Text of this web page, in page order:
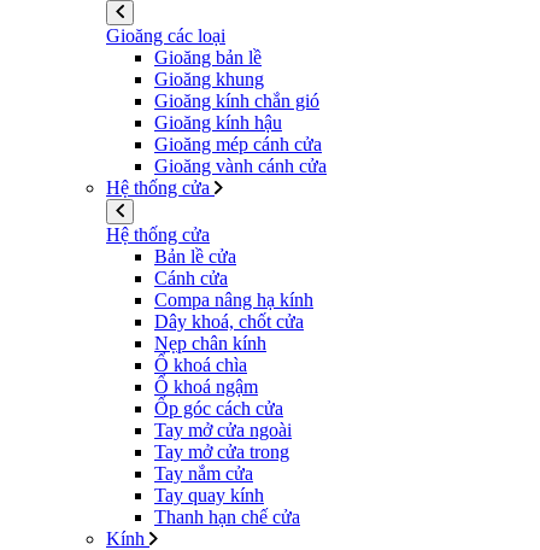
Gioăng các loại
Gioăng bản lề
Gioăng khung
Gioăng kính chắn gió
Gioăng kính hậu
Gioăng mép cánh cửa
Gioăng vành cánh cửa
Hệ thống cửa
Hệ thống cửa
Bản lề cửa
Cánh cửa
Compa nâng hạ kính
Dây khoá, chốt cửa
Nẹp chân kính
Ổ khoá chìa
Ổ khoá ngậm
Ốp góc cách cửa
Tay mở cửa ngoài
Tay mở cửa trong
Tay nắm cửa
Tay quay kính
Thanh hạn chế cửa
Kính